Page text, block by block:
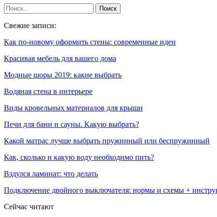
Свежие записи:
Как по-новому оформить стены: современные идеи
Красивая мебель для вашего дома
Модные шоры 2019: какие выбрать
Водяная стена в интерьере
Виды кровельных материалов для крыши
Печи для бани и сауны. Какую выбрать?
Какой матрас лучше выбрать пружинный или беспружинный
Как, сколько и какую воду необходимо пить?
Вздулся ламинат: что делать
Подключение двойного выключателя: нормы и схемы +
Сейчас читают